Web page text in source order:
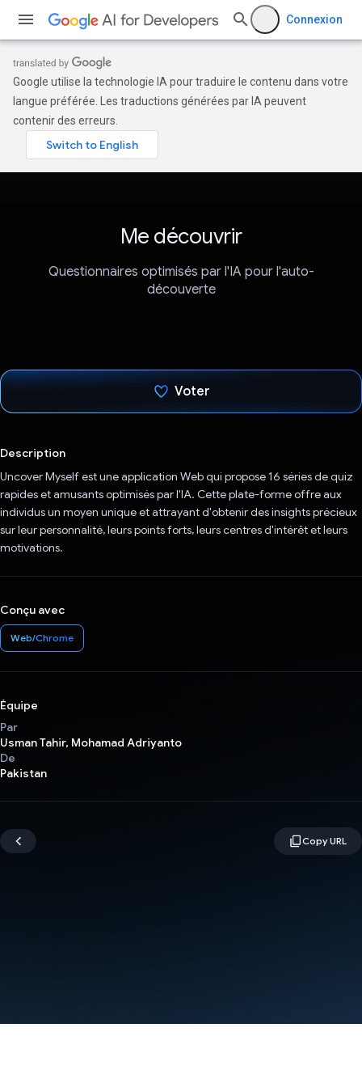
Connexion
Google utilise la technologie IA pour traduire le contenu dans votre
langue préférée. Les traductions générées par IA peuvent
contenir des erreurs.
Me découvrir
Questionnaires optimisés par l'IA pour l'auto-
découverte
Voter
Description
Uncover Myself est une application Web qui propose 16 séries de quiz
rapides et amusants optimisés par l'IA. Cette plate-forme offre aux
individus un moyen unique et attrayant d'obtenir des insights précieux
sur leur personnalité, leurs points forts, leurs centres d'intérêt et leurs
motivations.
Conçu avec
Web/Chrome
Équipe
Par
Usman Tahir, Mohamad Adriyanto
De
Pakistan